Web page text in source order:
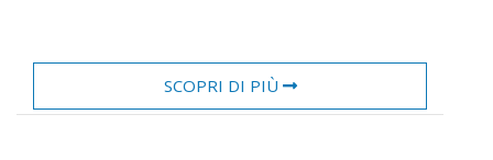
SCOPRI DI PIÙ